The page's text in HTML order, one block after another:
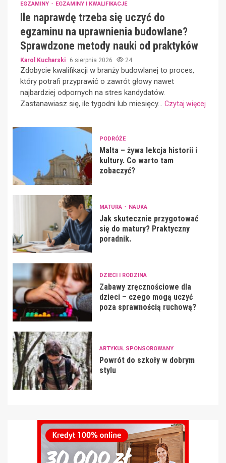
EGZAMINY EGZAMINY I KWALIFIKACJE
Ile naprawdę trzeba się uczyć do
egzaminu na uprawnienia budowlane?
Sprawdzone metody nauki od praktyków
Karol Kucharski 6 sierpnia 2026 24
Zdobycie kwalifikacji w branży budowlanej to proces,
który potrafi przyprawić o zawrót głowy nawet
najbardziej odpornych na stres kandydatów.
Zastanawiasz się, ile tygodni lub miesięcy... Czytaj więcej
PODRÓŻE
Malta – żywa lekcja historii i
kultury. Co warto tam
zobaczyć?
MATURA NAUKA
Jak skutecznie przygotować
się do matury? Praktyczny
poradnik.
DZIECI I RODZINA
Zabawy zręcznościowe dla
dzieci – czego mogą uczyć
poza sprawnością ruchową?
ARTYKUŁ SPONSOROWANY
Powrót do szkoły w dobrym
stylu